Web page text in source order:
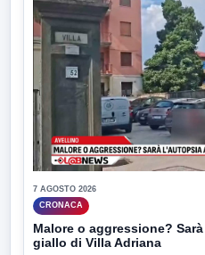
7 AGOSTO 2026
CRONACA
Malore o aggressione?
giallo di Villa Adriana